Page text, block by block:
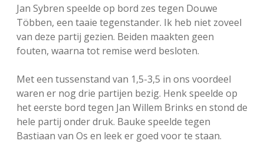
Jan Sybren speelde op bord zes tegen Douwe
Többen, een taaie tegenstander. Ik heb niet zoveel
van deze partij gezien. Beiden maakten geen
fouten, waarna tot remise werd besloten.
Met een tussenstand van 1,5-3,5 in ons voordeel
waren er nog drie partijen bezig. Henk speelde op
het eerste bord tegen Jan Willem Brinks en stond de
hele partij onder druk. Bauke speelde tegen
Bastiaan van Os en leek er goed voor te staan.